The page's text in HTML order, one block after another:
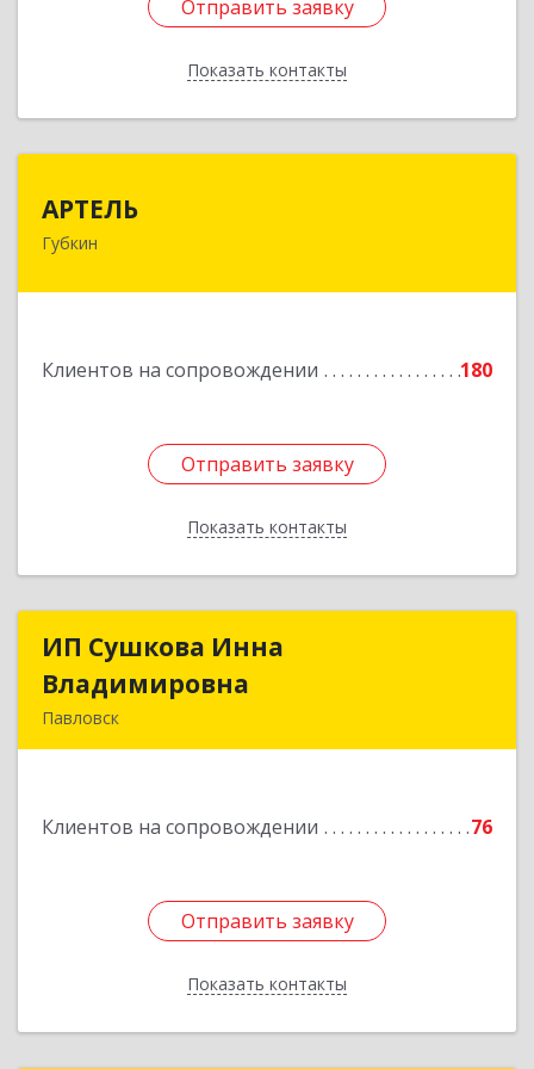
Отправить заявку
Показать контакты
Отправить заявку
Назад
АРТЕЛЬ
Губкин
Клиентов на сопровождении 180
Отправить заявку
Показать контакты
309181, Белгородская обл, Губкинский р-н,
Отправить заявку
Назад
ИП Сушкова Инна
Владимировна
Павловск
Клиентов на сопровождении 76
Отправить заявку
Показать контакты
ИП Сушкова Инна
Подробнее
Отправить заявку
Назад